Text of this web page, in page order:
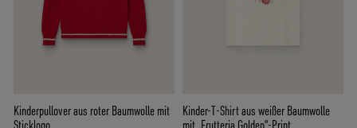
Kinderpullover aus roter Baumwolle mit
Kinder-T-Shirt aus weißer Baumwolle